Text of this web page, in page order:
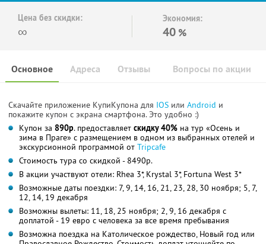
Цена без скидки:
∞
Экономия:
40 %
Основное Отзывы Вопросы по акции
Адреса
Скачайте приложение КупиКупона для IOS или Android и
покажите купон с экрана смартфона. Это удобно :)
Купон за 890р. предоставляет скидку 40% на тур «Осень и
зима в Праге» с размещением в одном из выбранных отелей и
экскурсионной программой от Tripcafe
Стоимость тура со скидкой - 8490р.
В акции участвуют отели: Rhea 3*, Krystal 3*, Fortuna West 3*
Возможные даты поездки: 7, 9, 14, 16, 21, 23, 28, 30 ноября; 5, 7,
12, 14, 19 декабря
Возможны вылеты: 11, 18, 25 ноября; 2, 9, 16 декабря с
доплатой - 19 евро с человека за все время пребывания
Возможна поездка на Католическое рождество, Новый год или